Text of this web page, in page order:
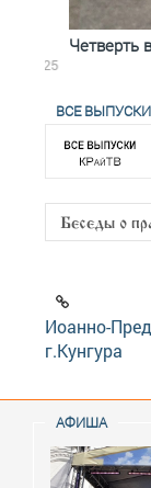
Четверть
ВСЕ
Иоанно-
г.Кунгура
АФИША